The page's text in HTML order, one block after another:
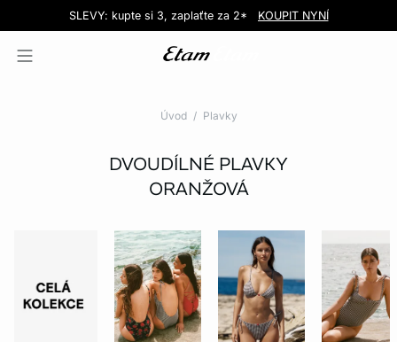
Doručení do obchodu zdarma!
SLEVY: kupte si 3, zaplaťte za 2* KOUPIT NYNÍ
Love EDIT: podprsenka + kalhotky za 999 KčKOUPIT NYNÍ
Úvod Plavky
DVOUDÍLNÉ PLAVKY
ORANŽOVÁ